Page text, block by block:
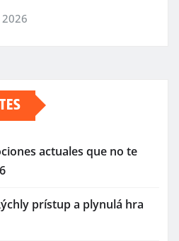
actuales que no te
prístup a plynulá hra